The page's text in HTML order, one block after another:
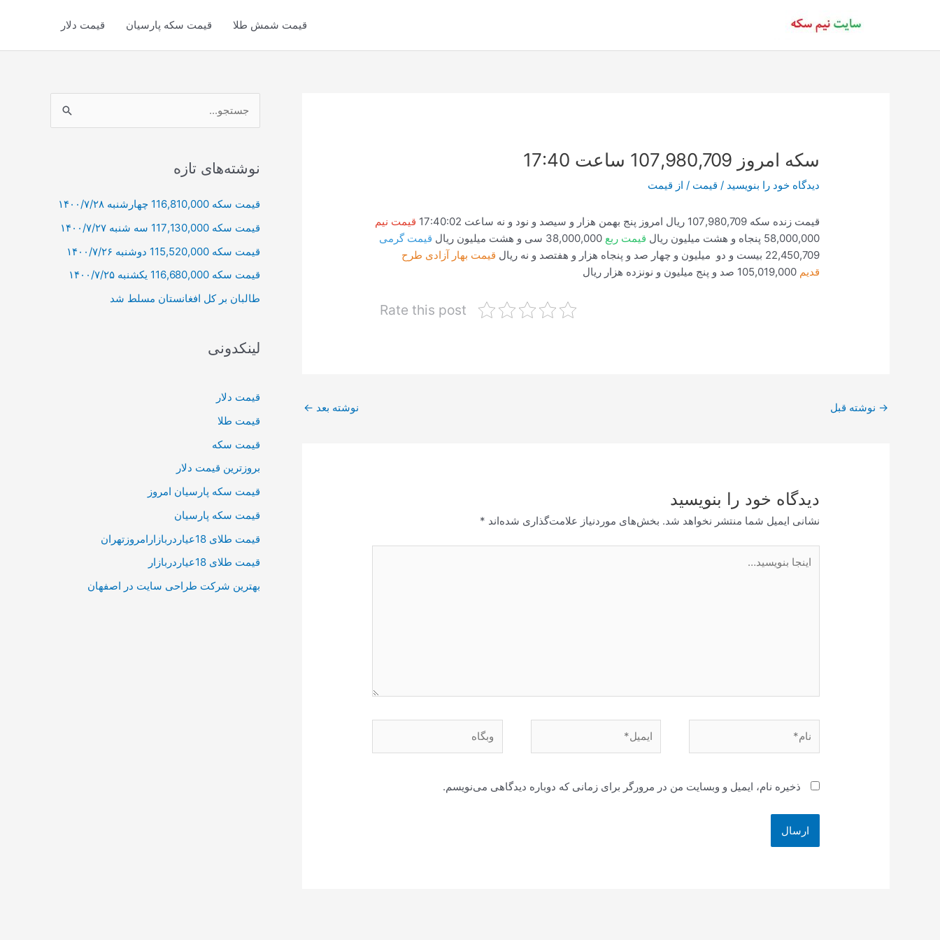
قیمت شمش طلا قیمت سکه پارسیان قیمت دلار
سکه امروز 107,980,709 ساعت 17:40
دیدگاه‌ خود را بنویسید / قیمت / از قیمت
قیمت زنده سکه 107,980,709 ریال امروز پنج بهمن هزار و سیصد و نود و نه ساعت 17:40:02
قیمت نیم
58,000,000 پنجاه و هشت میلیون ریال
قیمت ربع38,000,000 سی و هشت میلیون ریال
قیمت گرمی
22,450,709 بیست و دو میلیون و چهار صد و پنجاه هزار و هفتصد و نه ریال
قیمت بهار آزادی طرح
قدیم105,019,000 صد و پنج میلیون و نونزده هزار ریال
Rate this post
پیمایش
→ نوشته قبل نوشته بعد ←
دیدگاه‌ خود را بنویسید
نشانی ایمیل شما منتشر نخواهد شد. بخش‌های موردنیاز علامت‌گذاری شده‌اند *
بنویسید…
ذخیره نام، ایمیل و وبسایت من در مرورگر برای زمانی که دوباره دیدگاهی می‌نویسم.
ج
ب
ر
ا
ی
نوشته‌های تازه
قیمت سکه 116,810,000 چهارشنبه ۱۴۰۰/۷/۲۸
قیمت سکه 117,130,000 سه شنبه ۱۴۰۰/۷/۲۷
قیمت سکه 115,520,000 دوشنبه ۱۴۰۰/۷/۲۶
قیمت سکه 116,680,000 یکشنبه ۱۴۰۰/۷/۲۵
طالبان بر كل افغانستان مسلط شد
لینکدونی
قیمت دلار
قیمت طلا
قیمت سکه
بروزترین قیمت دلار
قیمت سکه پارسیان امروز
قیمت سکه پارسیان
قیمت طلای 18عیاردربازارامروزتهران
قیمت طلای 18عیاردربازار
بهترین شرکت طراحی سایت در اصفهان